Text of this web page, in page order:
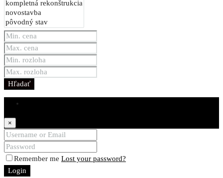
Hľadať
×
Remember me Lost your password?
Login